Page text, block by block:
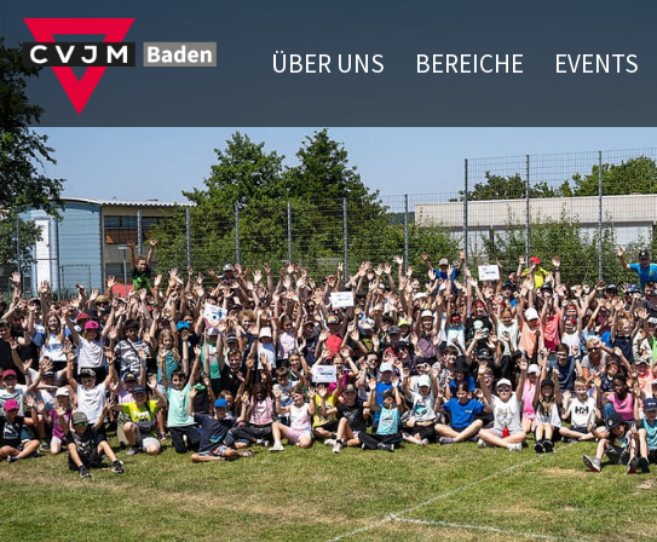
ÜBER UNS BEREICHE EVENTS